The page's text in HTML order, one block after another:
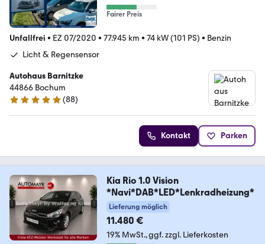
Fairer Preis
Unfallfrei • EZ 07/2020 • 77.945 km • 74 kW (101 PS) • Benzin
Licht & Regensensor
Autohaus Barnitzke
44866 Bochum
4.8 Sterne
(88)
Kontakt Parken
Kia Rio 1.0 Vision
*Navi*DAB*LED*Lenkradheizung*
Lieferung möglich
11.480 €
19% MwSt. ggf. zzgl. Lieferkosten